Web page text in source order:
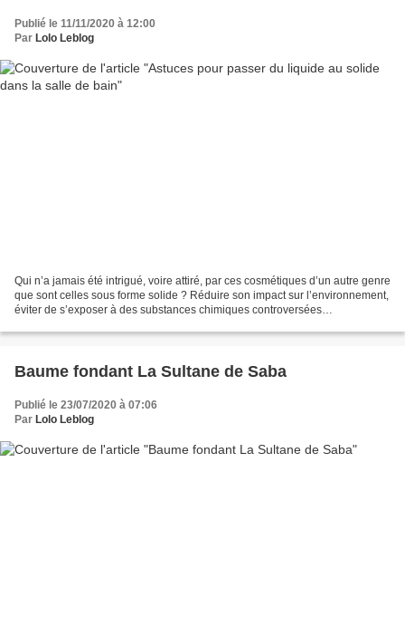
Publié le 11/11/2020 à 12:00
Par Lolo Leblog
Qui n’a jamais été intrigué, voire attiré, par ces cosmétiques d’un autre genre
que sont celles sous forme solide ? Réduire son impact sur l’environnement,
éviter de s’exposer à des substances chimiques controversées
Baume fondant La Sultane de Saba
Publié le 23/07/2020 à 07:06
Par Lolo Leblog